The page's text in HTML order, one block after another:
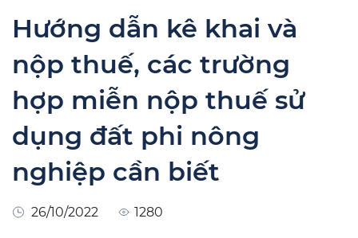
Hướng dẫn kê khai và
nộp thuế, các trường
hợp miễn nộp thuế sử
dụng đất phi nông
nghiệp cần biết
26/10/2022 1280